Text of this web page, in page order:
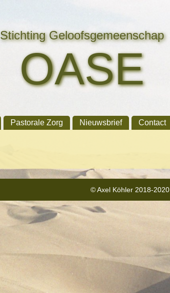
Stichting Geloofsgemeenschap
OASE
Pastorale Zorg Nieuwsbrief Contact
© Axel Köhler 2018-2020